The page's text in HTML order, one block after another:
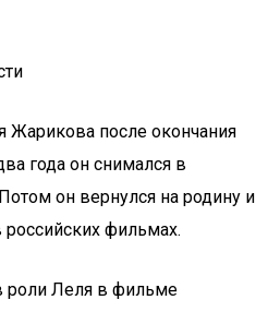
Жарикова после окончания
года он снимался в
он вернулся на родину и
фильмах.
роли Леля в фильме